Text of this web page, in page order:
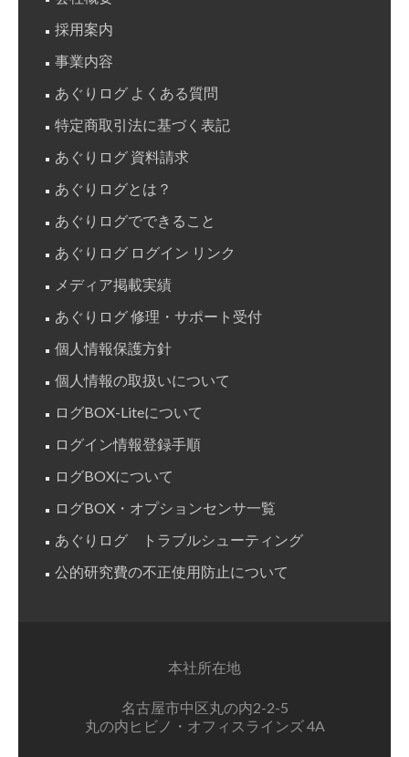
採用案内
事業内容
あぐりログ よくある質問
特定商取引法に基づく表記
あぐりログ 資料請求
あぐりログとは？
あぐりログでできること
あぐりログ ログイン リンク
メディア掲載実績
あぐりログ 修理・サポート受付
個人情報保護方針
個人情報の取扱いについて
ログBOX-Liteについて
ログイン情報登録手順
ログBOXについて
ログBOX・オプションセンサ一覧
あぐりログ トラブルシューティング
公的研究費の不正使用防止について
本社所在地
名古屋市中区丸の内2-2-5
丸の内ヒビノ・オフィスラインズ 4A